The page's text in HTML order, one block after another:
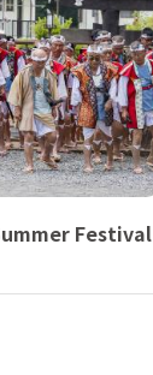
Festival